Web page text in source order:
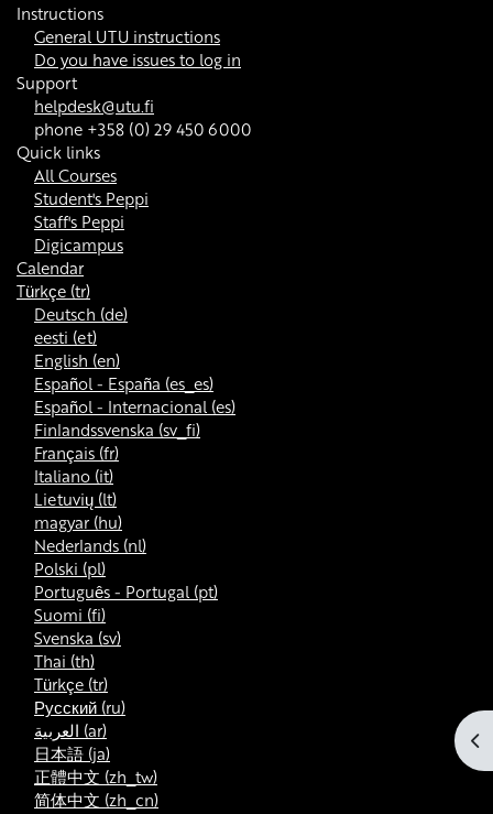
Instructions
General UTU instructions
Do you have issues to log in
Support
helpdesk@utu.fi
phone +358 (0) 29 450 6000
Quick links
All Courses
Student's Peppi
Staff's Peppi
Digicampus
Calendar
Türkçe ‎(tr)‎
Deutsch ‎(de)‎
eesti ‎(et)‎
English ‎(en)‎
Español - España ‎(es_es)‎
Español - Internacional ‎(es)‎
Finlandssvenska ‎(sv_fi)‎
Français ‎(fr)‎
Italiano ‎(it)‎
Lietuvių ‎(lt)‎
magyar ‎(hu)‎
Nederlands ‎(nl)‎
Polski ‎(pl)‎
Português - Portugal ‎(pt)‎
Suomi ‎(fi)‎
Svenska ‎(sv)‎
Thai ‎(th)‎
Türkçe ‎(tr)‎
Русский ‎(ru)‎
العربية ‎(ar)‎
日本語 ‎(ja)‎
正體中文 ‎(zh_tw)‎
简体中文 ‎(zh_cn)‎